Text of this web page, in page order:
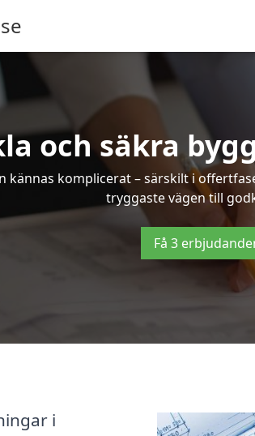
och säkra
komplicerat – särskilt i
tryggaste vägen till
Få 3
i